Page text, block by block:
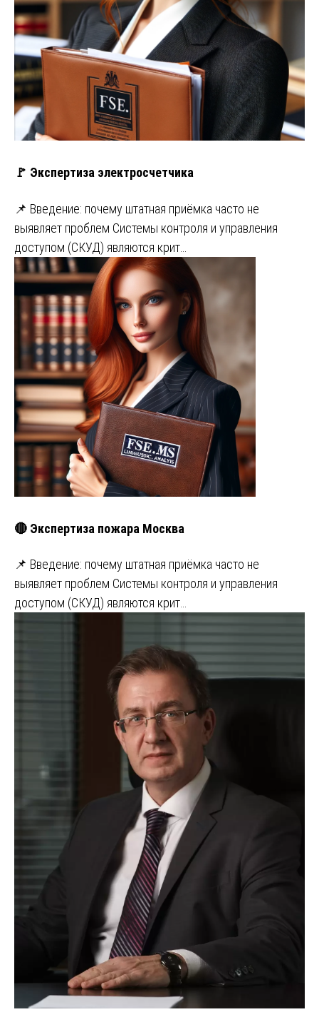
🚩 Экспертиза электросчетчика
📌 Введение: почему штатная приёмка часто не
выявляет проблем Системы контроля и управления
доступом (СКУД) являются крит…
🔴 Экспертиза пожара Москва
📌 Введение: почему штатная приёмка часто не
выявляет проблем Системы контроля и управления
доступом (СКУД) являются крит…